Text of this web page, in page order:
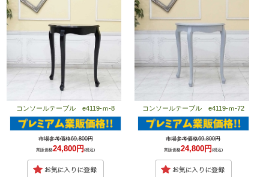
コンソールテーブル e4119-ｍ-8
市場参考価格69,800円
業販価格24,800円(税込)
コンソールテーブル e4119-ｍ-72
市場参考価格69,800円
業販価格24,800円 (税込)